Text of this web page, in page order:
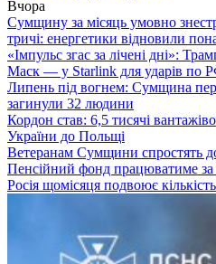
Вчора
Сумщину за місяць умовно
тричі: енергетики відновили
«Імпульс згас за лічені дні»:
Маск — у Starlink для ударів по
Липень під вогнем: Сумщина
загинули 32 людини
Кордон став: 6,5 тисячі
України до Польщі
Ветеранам Сумщини спростять
Пенсійний фонд працюватиме
Росія щомісяця подвоює